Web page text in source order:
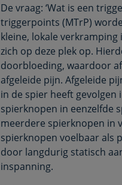
De vraag: ‘Wat is een
triggerpoints (MTrP)
kleine, lokale
zich op deze plek op.
doorbloeding, waardoor
afgeleide pijn. Afgeleide
in de spier heeft gevolgen
spierknopen in eenzelfde
meerdere spierknopen in
spierknopen voelbaar als
door langdurig statisch
inspanning.